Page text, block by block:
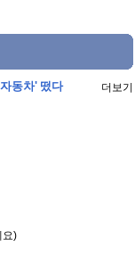
동차' 떴다 더보기
요)